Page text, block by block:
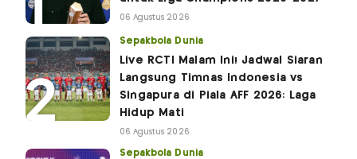
06 Agustus 2026
Sepakbola Dunia
Live RCTI Malam Ini! Jadwal Siaran
Langsung Timnas Indonesia vs
Singapura di Piala AFF 2026: Laga
Hidup Mati
06 Agustus 2026
Sepakbola Dunia